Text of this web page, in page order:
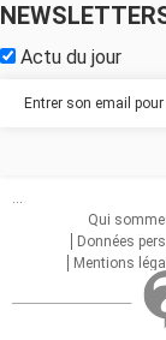
Actu du jour
...
Qui
Données
Mentions